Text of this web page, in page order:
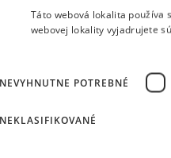
Táto webová lokalita používa
webovej lokality vyjadrujete
NEVYHNUTNE POTREBNÉ
NEKLASIFIKOVANÉ